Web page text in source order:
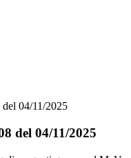
04/11/2025
del 04/11/2025